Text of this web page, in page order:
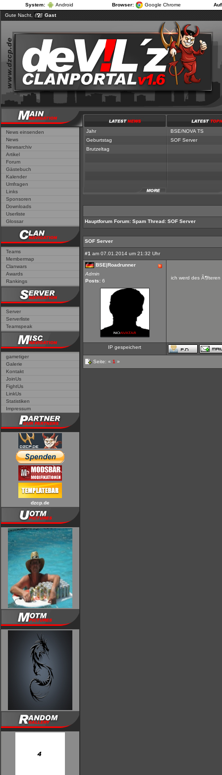
System: Android Browser: Google Chrome
Gute Nacht,
Gast
Jahr |
News einsenden
News
Newsarchiv
Artikel
Forum
Gästebuch
Kalender
Umfragen
Links
Sponsoren
Downloads
Userliste
Glossar
Teams
Membermap
Clanwars
Awards
Rankings
Server
Serverliste
Teamspeak
gametiger
Galerie
Kontakt
JoinUs
FightUs
LinkUs
Statistiken
Impressum
dzcp.de
Jahr
Geburtstag
Brutzeltag
BSE/NOVA TS
SOF Server
Hauptforum Forum: Spam Thread: SOF Server
SOF Server
#1 am 07.01.2014 um 21:32 Uhr
BSE|Roadrunner
Admin
Posts: 6
ich werd des
IP gespeichert
Seite: « 1 »